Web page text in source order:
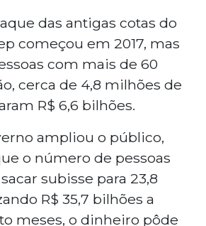
das antigas cotas do
começou em 2017, mas
com mais de 60
cerca de 4,8 milhões de
R$ 6,6 bilhões.
ampliou o público,
o número de pessoas
subisse para 23,8
R$ 35,7 bilhões a
meses, o dinheiro pôde